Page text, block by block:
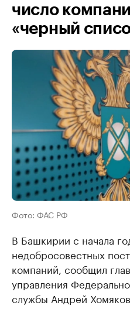
число
«черный
Фото: ФАС РФ
В Башкирии с начала
недобросовестных
компаний, сообщил
управления
службы Андрей